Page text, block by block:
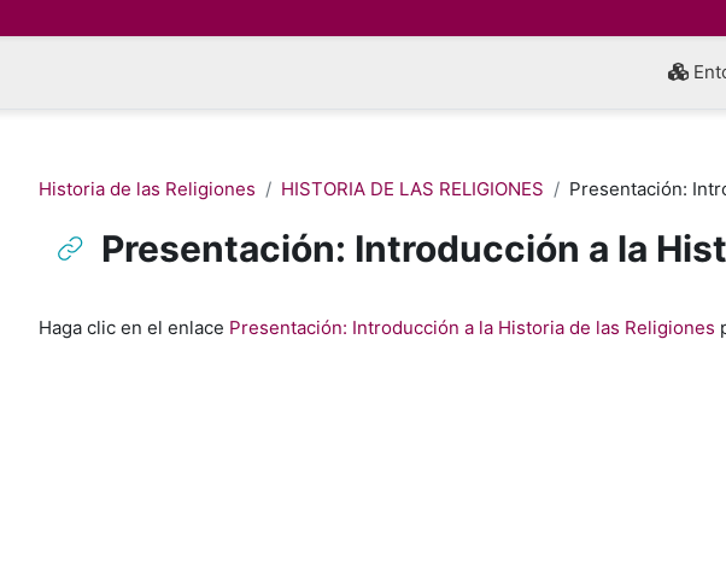
Historia de las Religiones HISTORIA DE LAS RELIGIONES Presentación:
Presentación: Introducción a la
Haga clic en el enlace Presentación: Introducción a la Historia de las Religiones